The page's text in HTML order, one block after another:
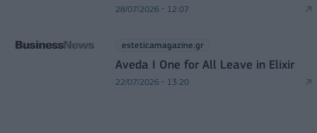
28/07/2026 - 12:07
esteticamagazine.gr
Aveda I One for All Leave in Elixir
22/07/2026 - 13:20